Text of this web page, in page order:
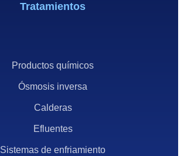
Tratamientos
Productos químicos
Ósmosis inversa
Calderas
Efluentes
Sistemas de enfriamiento